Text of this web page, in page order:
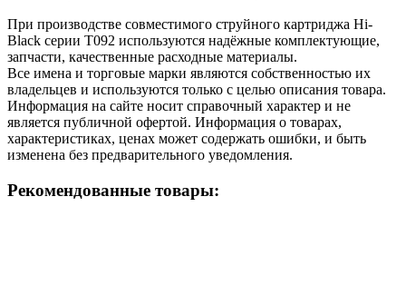
При производстве совместимого струйного картриджа Hi-
Black серии T092 используются надёжные комплектующие,
запчасти, качественные расходные материалы.
Все имена и торговые марки являются собственностью их
владельцев и используются только с целью описания товара.
Информация на сайте носит справочный характер и не
является публичной офертой. Информация о товарах,
характеристиках, ценах может содержать ошибки, и быть
изменена без предварительного уведомления.
Рекомендованные товары: